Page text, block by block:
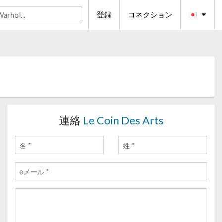
登録 コネクション
連絡 Le Coin Des Arts